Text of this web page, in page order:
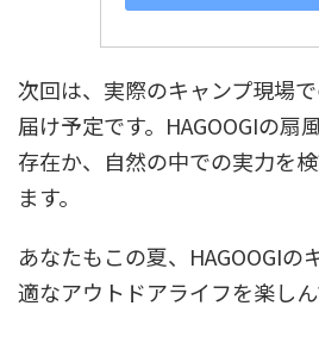
次回は、実際のキャンプ現場
届け予定です。HAGOOGIの扇
存在か、自然の中での実力を
ます。
あなたもこの夏、HAGOOGIの
適なアウトドアライフを楽し